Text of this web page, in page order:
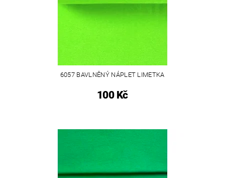
6057 BAVLNĚNÝ NÁPLET LIMETKA
100 Kč